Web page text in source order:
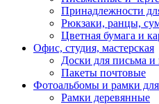
Принадлежности
Рюкзаки, ранцы,
Цветная бумага и
Офис, студия, мастерская
Доски для письма
Пакеты почтовые
Фотоальбомы и рамки
Рамки деревянные